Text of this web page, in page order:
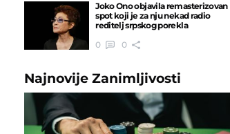
Joko Ono objavila remasterizovan
spot koji je za nju nekad radio
reditelj srpskog porekla
0
0
NajnovijeZanimljivosti